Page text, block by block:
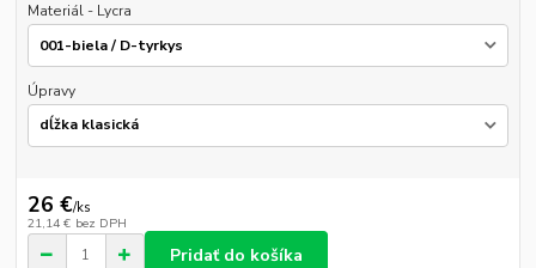
Materiál - Lycra
Úpravy
26 €/ks
21,14 € bez DPH
Pridať do košíka